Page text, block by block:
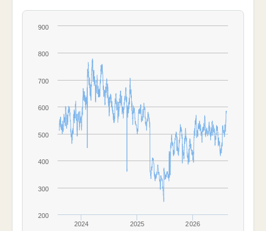
2024 2025 2026
200
300
400
500
600
700
800
900